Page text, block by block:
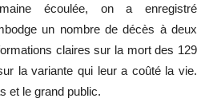
écoulée, on a enregistré
un nombre de décès à deux
claires sur la mort des 129
la variante qui leur a coûté la vie.
et le grand public.